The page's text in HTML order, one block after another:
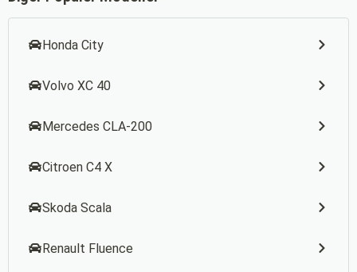
Honda City
Volvo XC 40
Mercedes CLA-200
Citroen C4 X
Skoda Scala
Renault Fluence